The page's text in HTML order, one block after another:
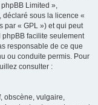
Limited »,
déclaré sous la licence «
par « GPL ») et qui peut
phpBB facilite seulement
responsable de ce que
ou conduite permis. Pour
consulter :
obscène, vulgaire,